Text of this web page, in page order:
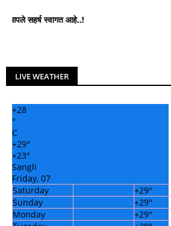
स्वागत आहे..!
LIVE WEATHER
+28
°
C
+29°
+23°
Sangli
Friday, 07
Saturday
+29°
Sunday
+29°
Monday
+29°